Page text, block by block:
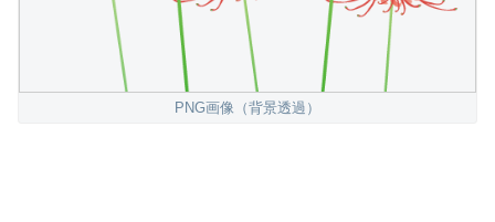
PNG画像（背景透過）